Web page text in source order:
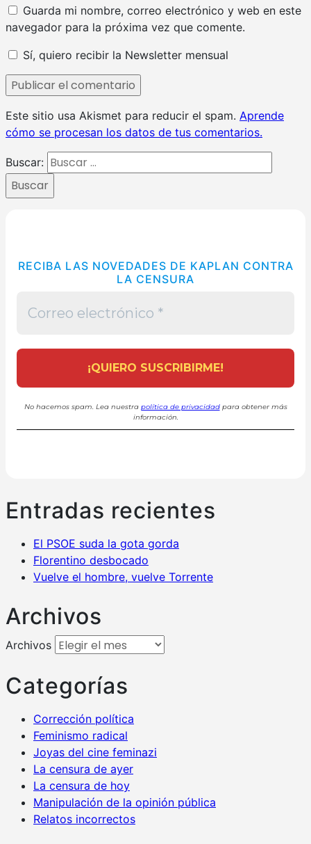
Guarda mi nombre, correo electrónico y web en este
navegador para la próxima vez que comente.
Sí, quiero recibir la Newsletter mensual
Este sitio usa Akismet para reducir el spam. Aprende
cómo se procesan los datos de tus comentarios.
Buscar:
Buscar
RECIBA LAS NOVEDADES DE KAPLAN CONTRA
LA CENSURA
No hacemos spam. Lea nuestra política de privacidadpara obtener más
información.
Entradas recientes
El PSOE suda la gota gorda
Florentino desbocado
Vuelve el hombre, vuelve Torrente
Archivos
Archivos
Categorías
Corrección política
Feminismo radical
Joyas del cine feminazi
La censura de ayer
La censura de hoy
Manipulación de la opinión pública
Relatos incorrectos